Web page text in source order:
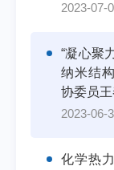
2023-07-
“凝心聚
纳米结
协委员
2023-06-
化学热